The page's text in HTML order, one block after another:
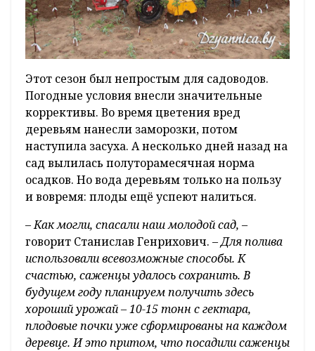
Этот сезон был непростым для садоводов.
Погодные условия внесли значительные
коррективы. Во время цветения вред
деревьям нанесли заморозки, потом
наступила засуха. А несколько дней назад на
сад вылилась полуторамесячная норма
осадков. Но вода деревьям только на пользу
и вовремя: плоды ещё успеют налиться.
–Как могли, спасали наш молодой сад, –
говорит Станислав Генрихович. –Для полива
использовали всевозможные способы. К
счастью, саженцы удалось сохранить. В
будущем году планируем получить здесь
хороший урожай – 10-15 тонн с гектара,
плодовые почки уже сформированы на каждом
деревце. И это притом, что посадили саженцы